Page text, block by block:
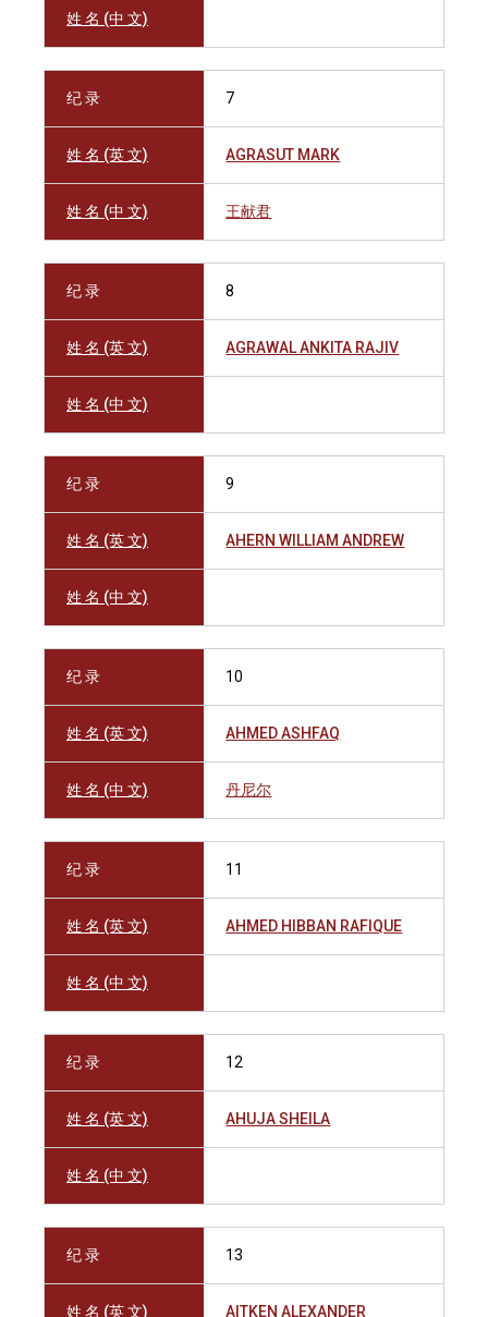
姓 名 (中 文)
纪 录 7
姓 名 (英 文) AGRASUT MARK
姓 名 (中 文) 王献君
纪 录 8
姓 名 (英 文) AGRAWAL ANKITA RAJIV
姓 名 (中 文)
纪 录 9
姓 名 (英 文) AHERN WILLIAM ANDREW
姓 名 (中 文)
纪 录 10
姓 名 (英 文) AHMED ASHFAQ
姓 名 (中 文) 丹尼尔
纪 录 11
姓 名 (英 文) AHMED HIBBAN RAFIQUE
姓 名 (中 文)
纪 录 12
姓 名 (英 文) AHUJA SHEILA
姓 名 (中 文)
纪 录 13
姓 名 (英 文) AITKEN ALEXANDER